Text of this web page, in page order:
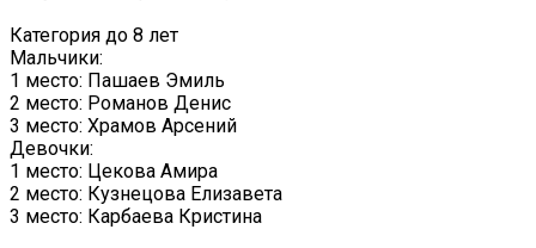
Категория до 8 лет
Мальчики:
1 место: Пашаев Эмиль
2 место: Романов Денис
3 место: Храмов Арсений
Девочки:
1 место: Цекова Амира
2 место: Кузнецова Елизавета
3 место: Карбаева Кристина